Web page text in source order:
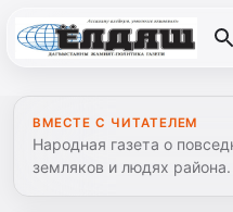
ВМЕСТЕ С ЧИТАТЕЛЕМ
Народная газета о
земляков и людях района.